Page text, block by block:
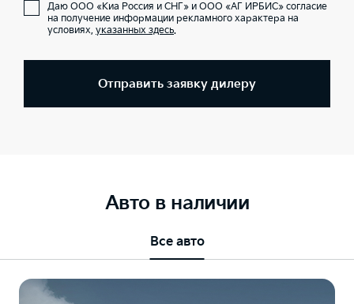
Даю ООО «Киа Россия и СНГ» и ООО «АГ ИРБИС» согласие
на получение информации рекламного характера на
условиях, указанных здесь.
Отправить заявку дилеру
Авто в наличии
Все авто